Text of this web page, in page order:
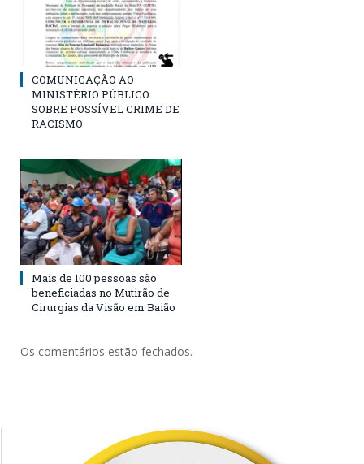
COMUNICAÇÃO AO
MINISTÉRIO PÚBLICO
SOBRE POSSÍVEL CRIME DE
RACISMO
Mais de 100 pessoas são
beneficiadas no Mutirão de
Cirurgias da Visão em Baião
Os comentários estão fechados.